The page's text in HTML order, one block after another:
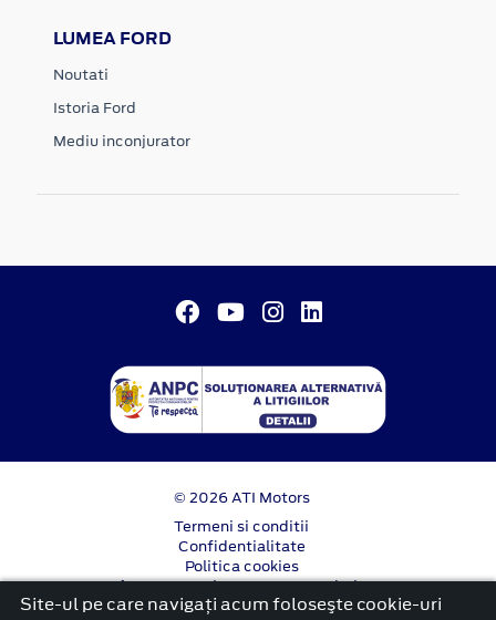
LUMEA FORD
Noutati
Istoria Ford
Mediu inconjurator
© 2026 ATI Motors
Termeni si conditii
Confidentialitate
Politica cookies
Anunț începere proiect ”PNRR. Fonduri pentru
România modernă și reformată”.
Site-ul pe care navigați acum foloseşte cookie-uri